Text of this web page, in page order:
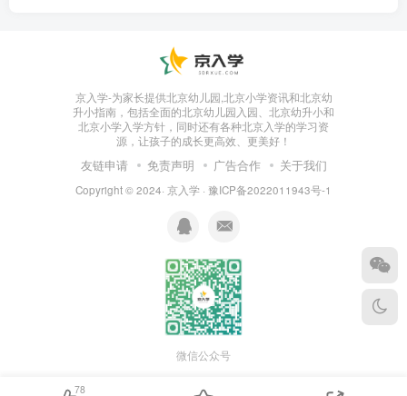
京入学-为家长提供北京幼儿园,北京小学资讯和北京幼
升小指南，包括全面的北京幼儿园入园、北京幼升小和
北京小学入学方针，同时还有各种北京入学的学习资
源，让孩子的成长更高效、更美好！
友链申请 免责声明 广告合作 关于我们
Copyright © 2024· 京入学 · 豫ICP备2022011943号-1
微信公众号
78